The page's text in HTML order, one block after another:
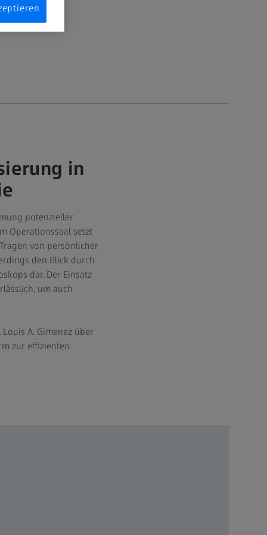
in
potenzieller
Operationssaal setzt
von persönlicher
den Blick durch
dar. Der Einsatz
um auch
A. Gimenez über
zur effizienten